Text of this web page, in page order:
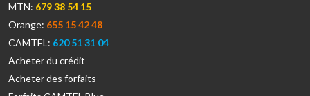
MTN: 679 38 54 15
Orange: 655 15 42 48
CAMTEL: 620 51 31 04
Acheter du crédit
Acheter des forfaits